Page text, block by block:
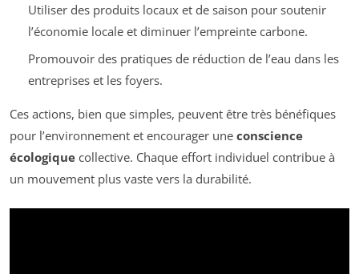
Utiliser des produits locaux et de saison pour soutenir
l’économie locale et diminuer l’empreinte carbone.
Promouvoir des pratiques de réduction de l’eau dans les
entreprises et les foyers.
Ces actions, bien que simples, peuvent être très bénéfiques
pour l’environnement et encourager une conscience
écologique collective. Chaque effort individuel contribue à
un mouvement plus vaste vers la durabilité.